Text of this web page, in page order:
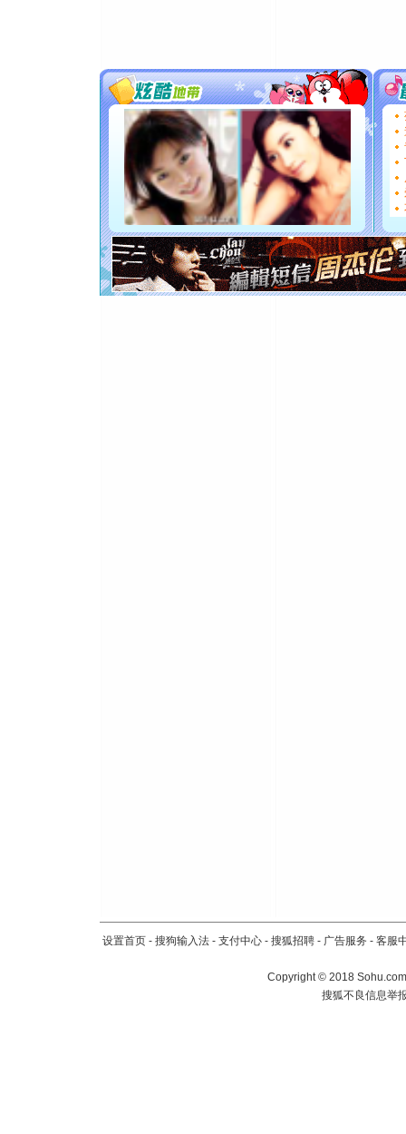
都要快乐
[圣诞节]
如意,快
[元旦]
看
断电。
你是我
[元旦]
如
起；二
离。水
[元旦]当
泣，这痛
卖了。水
[春节]风
设置首页 - 搜狗输入法 - 支付中心 - 搜狐招聘 - 广告服务 - 客服
Copyright ©2018
搜狐不良信息举